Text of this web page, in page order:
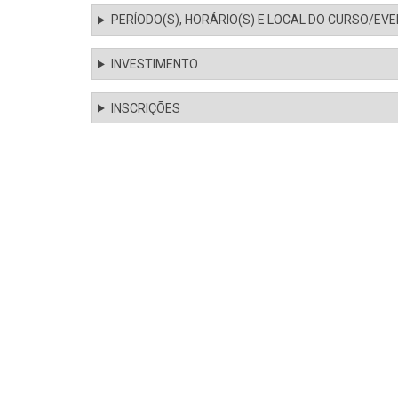
PERÍODO(S), HORÁRIO(S) E LOCAL DO CURSO/
INVESTIMENTO
INSCRIÇÕES